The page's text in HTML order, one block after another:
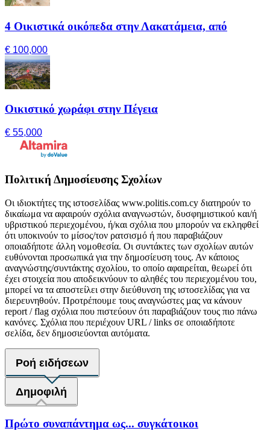
4 Οικιστικά οικόπεδα στην Λακατάμεια, από
€ 100,000
Οικιστικό χωράφι στην Πέγεια
€ 55,000
Πολιτική Δημοσίευσης Σχολίων
Οι ιδιοκτήτες της ιστοσελίδας www.politis.com.cy διατηρούν το
δικαίωμα να αφαιρούν σχόλια αναγνωστών, δυσφημιστικού και/ή
υβριστικού περιεχομένου, ή/και σχόλια που μπορούν να εκληφθεί
ότι υποκινούν το μίσος/τον ρατσισμό ή που παραβιάζουν
οποιαδήποτε άλλη νομοθεσία. Οι συντάκτες των σχολίων αυτών
ευθύνονται προσωπικά για την δημοσίευση τους. Αν κάποιος
αναγνώστης/συντάκτης σχολίου, το οποίο αφαιρείται, θεωρεί ότι
έχει στοιχεία που αποδεικνύουν το αληθές του περιεχομένου του,
μπορεί να τα αποστείλει στην διεύθυνση της ιστοσελίδας για να
διερευνηθούν. Προτρέπουμε τους αναγνώστες μας να κάνουν
report / flag σχόλια που πιστεύουν ότι παραβιάζουν τους πιο πάνω
κανόνες. Σχόλια που περιέχουν URL / links σε οποιαδήποτε
σελίδα, δεν δημοσιεύονται αυτόματα.
Ροή ειδήσεων
Δημοφιλή
Πρώτο συναπάντημα ως... συγκάτοικοι